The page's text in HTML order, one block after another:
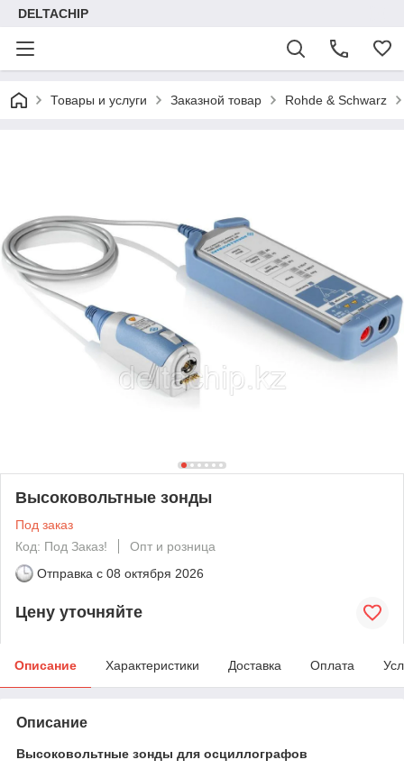
DELTACHIP
Товары и услуги Заказной товар Rohde & Schwarz
Высоковольтные зонды
Под заказ
Код: Под Заказ!
Опт и розница
Отправка с 08 октября 2026
Цену уточняйте
Описание Характеристики Доставка Оплата
Описание
Высоковольтные зонды для осциллографов